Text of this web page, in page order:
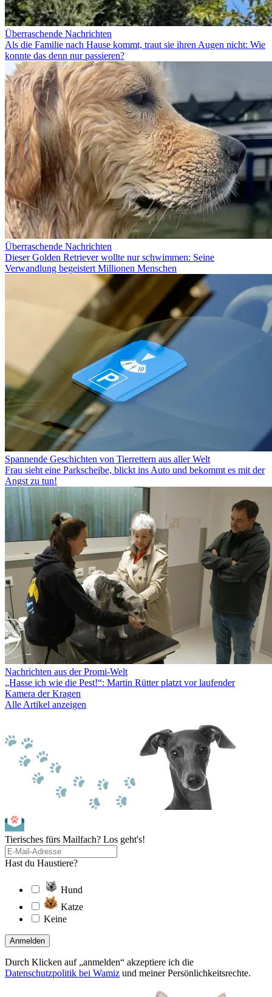
Überraschende Nachrichten
Als die Familie nach Hause kommt, traut sie ihren Augen nicht: Wie
konnte das denn nur passieren?
Überraschende Nachrichten
Dieser Golden Retriever wollte nur schwimmen: Seine
Verwandlung begeistert Millionen Menschen
Spannende Geschichten von Tierrettern aus aller Welt
Frau sieht eine Parkscheibe, blickt ins Auto und bekommt es mit der
Angst zu tun!
Nachrichten aus der Promi-Welt
„Hasse ich wie die Pest!“: Martin Rütter platzt vor laufender
Kamera der Kragen
Alle Artikel anzeigen
Tierisches fürs Mailfach? Los geht's!
Hast du Haustiere?
Hund
Katze
Keine
Anmelden
Durch Klicken auf „anmelden“ akzeptiere ich die
Datenschutzpolitik bei Wamiz und meiner Persönlichkeitsrechte.